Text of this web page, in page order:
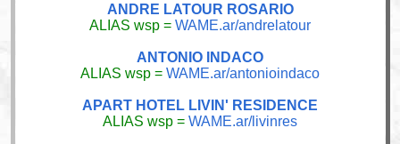
ANDRE LATOUR ROSARIO
ALIAS wsp = WAME.ar/andrelatour
ANTONIO INDACO
ALIAS wsp = WAME.ar/antonioindaco
APART HOTEL LIVIN' RESIDENCE
ALIAS wsp = WAME.ar/livinres